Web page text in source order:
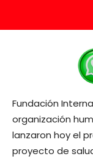
Fundación
organización
lanzaron hoy el
proyecto de